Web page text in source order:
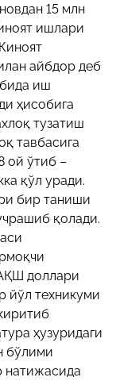
15 млн
ишлари
айбдор деб
иш
ҳисобига
тузатиш
тавбасига
ой ўтиб –
қўл уради.
бир таниши
қолади.
доллари
йўл техникуми
ҳузуридаги
бўлими
натижасида